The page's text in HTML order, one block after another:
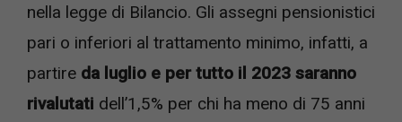
nella legge di Bilancio. Gli assegni pensionistici
pari o inferiori al trattamento minimo, infatti, a
partire da luglio e per tutto il 2023 saranno
rivalutati dell’1,5% per chi ha meno di 75 anni